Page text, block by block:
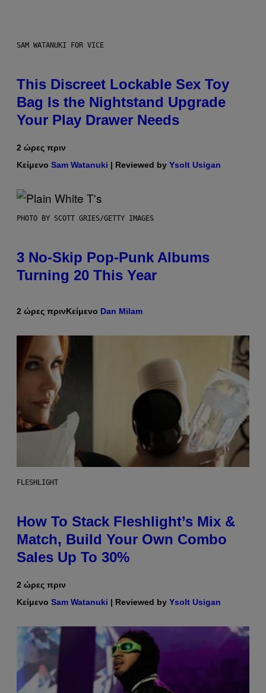
SAM WATANUKI FOR VICE
This Discreet Lockable Sex Toy
Bag Is the Nightstand Upgrade
Your Play Drawer Needs
2 ώρες πριν
Κείμενο Sam Watanuki | Reviewed by Ysolt Usigan
PHOTO BY SCOTT GRIES/GETTY IMAGES
3 No-Skip Pop-Punk Albums
Turning 20 This Year
2 ώρες πρινΚείμενο Dan Milam
FLESHLIGHT
How To Stack Fleshlight’s Mix &
Match, Build Your Own Combo
Sales Up To 30%
2 ώρες πριν
Κείμενο Sam Watanuki | Reviewed by Ysolt Usigan